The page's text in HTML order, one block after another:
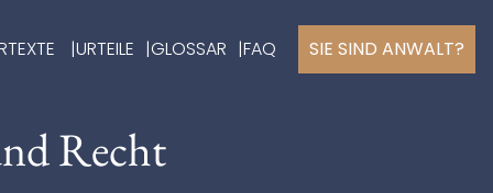
URTEILE GLOSSAR FAQ SIE SIND ANWALT?
Recht